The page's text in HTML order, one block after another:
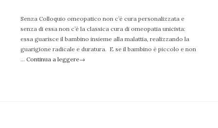
Senza Colloquio omeopatico non c’è cura personalizzata e
senza di essa non c’è la classica cura di omeopatia unicista:
essa guarisce il bambino insieme alla malattia, realizzando la
guarigione radicale e duratura. E se il bambino è piccolo e non
… Continua a leggere→